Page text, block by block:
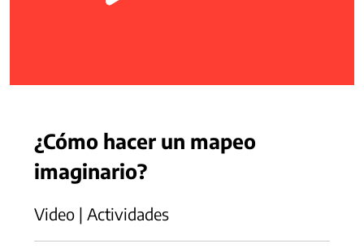
¿Cómo hacer un mapeo
imaginario?
Video | Actividades